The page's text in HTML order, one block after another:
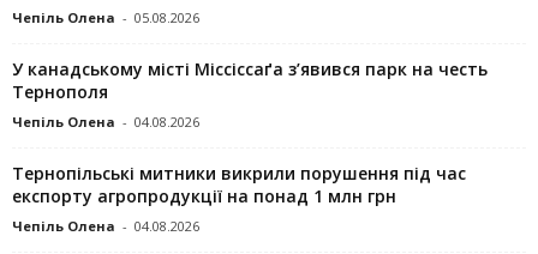
Чепіль Олена - 05.08.2026
У канадському місті Міссіссаґа з’явився парк на честь
Тернополя
Чепіль Олена - 04.08.2026
Тернопільські митники викрили порушення під час
експорту агропродукції на понад 1 млн грн
Чепіль Олена - 04.08.2026